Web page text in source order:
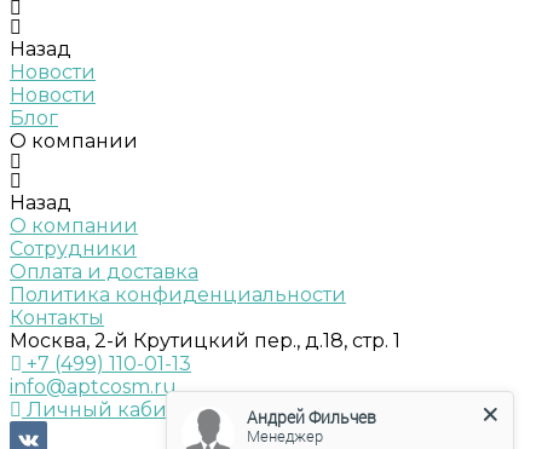
Назад
Новости
Новости
Блог
О компании
Назад
О компании
Сотрудники
Оплата и доставка
Политика конфиденциальности
Контакты
Москва, 2-й Крутицкий пер., д.18, стр. 1
+7 (499) 110-01-13
info@aptcosm.ru
Личный кабинет
Андрей Фильчев
Менеджер